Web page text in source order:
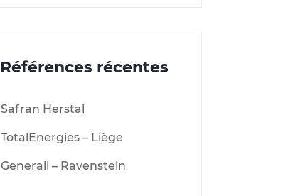
Références récentes
Safran Herstal
TotalEnergies – Liège
Generali – Ravenstein